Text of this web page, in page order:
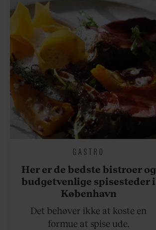
GASTRO
Her er de bedste bistroer og
budgetvenlige spisesteder i
København
Det behøver ikke at koste en
formue at spise ude.